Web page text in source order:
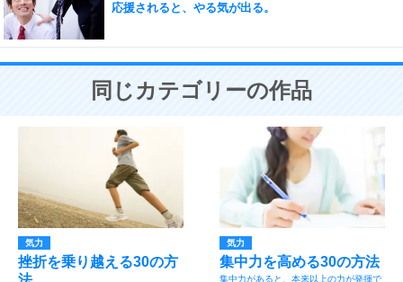
応援されると、やる気が出る。
同じカテゴリーの作品
気力
挫折を乗り越える30の方
気力
集中力を高める30の方法
集中力があると、本来以上の力が発揮で